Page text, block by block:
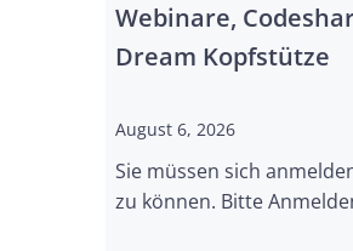
Webinare,
Dream Kopfstütze
August 6, 2026
Sie müssen sich
zu können. Bitte